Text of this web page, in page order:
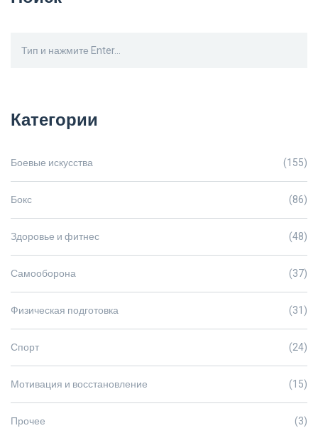
Категории
Боевые искусства (155)
Бокс (86)
Здоровье и фитнес (48)
Самооборона (37)
Физическая подготовка (31)
Спорт (24)
Мотивация и восстановление (15)
Прочее (3)